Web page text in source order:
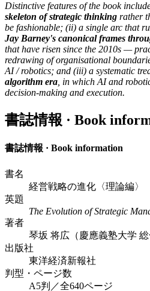
Distinctive features of the book
skeleton of strategic thinking rather
be fashionable; (ii) a single arc that
Jay Barney's canonical frames
that have risen since the 2010s —
redrawing of organisational
AI / robotics; and (iii) a systematic
algorithm era , in which AI and
decision-making and execution.
書誌情報 · Book
書誌情報 · Book information
書名
経営戦略の進化〈理論編〉
英題
The Evolution of Strategic
著者
琴坂 将広（慶應義塾大学 総
出版社
東洋経済新報社
判型・ページ数
A5判／全640ページ